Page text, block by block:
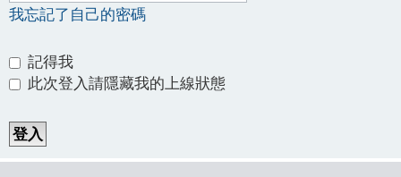
我忘記了自己的密碼
記得我
此次登入請隱藏我的上線狀態